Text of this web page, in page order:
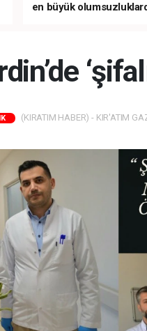
en büyük
(KIRATIM HABER) - KIR'ATIM